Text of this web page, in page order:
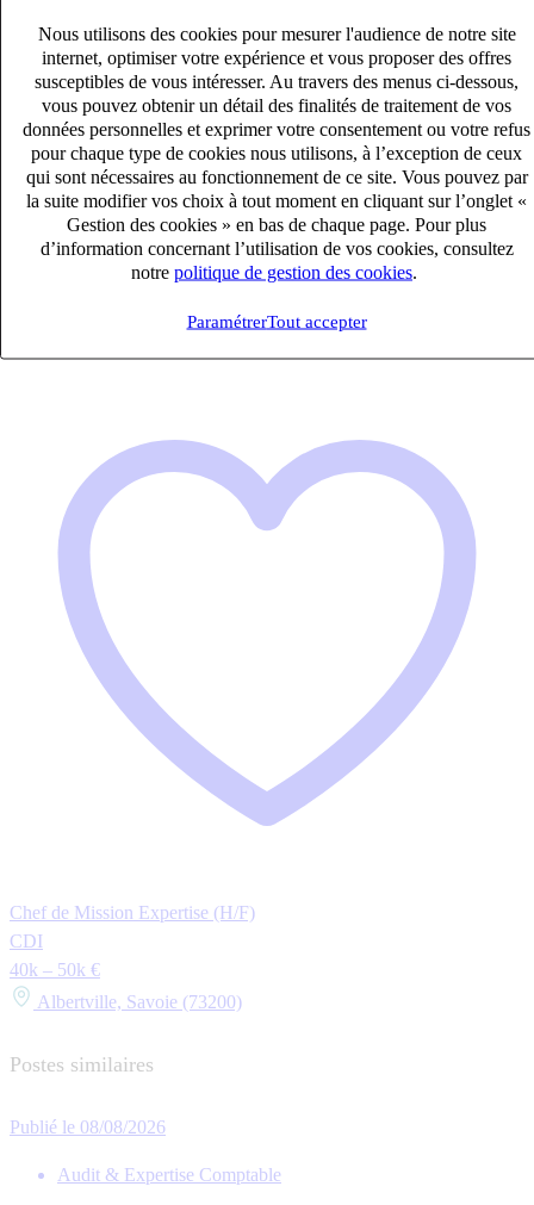
Nous utilisons des cookies pour mesurer l'audience de notre site
internet, optimiser votre expérience et vous proposer des offres
susceptibles de vous intéresser. Au travers des menus ci-dessous,
vous pouvez obtenir un détail des finalités de traitement de vos
données personnelles et exprimer votre consentement ou votre refus
pour chaque type de cookies nous utilisons, à l’exception de ceux
qui sont nécessaires au fonctionnement de ce site. Vous pouvez par
la suite modifier vos choix à tout moment en cliquant sur l’onglet «
Gestion des cookies » en bas de chaque page. Pour plus
d’information concernant l’utilisation de vos cookies, consultez
notre politique de gestion des cookies
ParamétrerTout accepter
Chef de Mission Expertise (H/F)
CDI
40k – 50k €
Albertville, Savoie (73200)
Chef de Mission Expertise (H/F)
CDI
40k – 50k €
Albertville, Savoie (73200)
Postes similaires
Publié le 08/08/2026
Audit & Expertise Comptable